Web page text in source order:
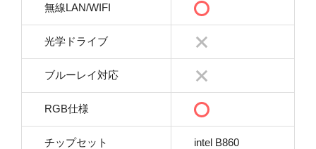
無線LAN/WIFI
光学ドライブ
ブルーレイ対応
RGB仕様
チップセット intel B860